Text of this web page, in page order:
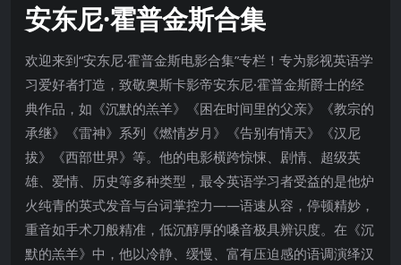
安东尼·霍普金斯合集
欢迎来到“安东尼·霍普金斯电影合集”专栏！专为影视英语学
习爱好者打造，致敬奥斯卡影帝安东尼·霍普金斯爵士的经
典作品，如《沉默的羔羊》《困在时间里的父亲》《教宗的
承继》《雷神》系列《燃情岁月》《告别有情天》《汉尼
拔》《西部世界》等。他的电影横跨惊悚、剧情、超级英
雄、爱情、历史等多种类型，最令英语学习者受益的是他炉
火纯青的英式发音与台词掌控力——语速从容，停顿精妙，
重音如手术刀般精准，低沉醇厚的嗓音极具辨识度。在《沉
默的羔羊》中，他以冷静、缓慢、富有压迫感的语调演绎汉